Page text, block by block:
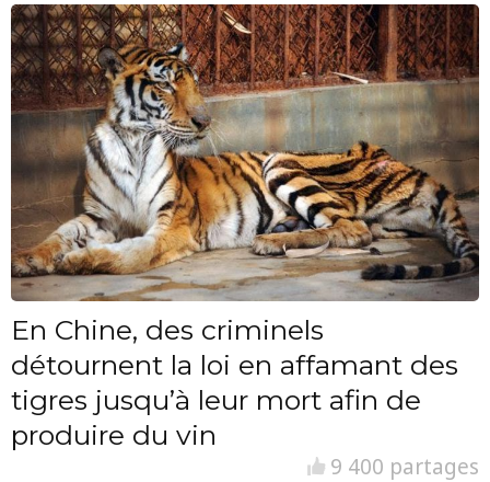
En Chine, des criminels
détournent la loi en affamant des
tigres jusqu’à leur mort afin de
produire du vin
9 400 partages